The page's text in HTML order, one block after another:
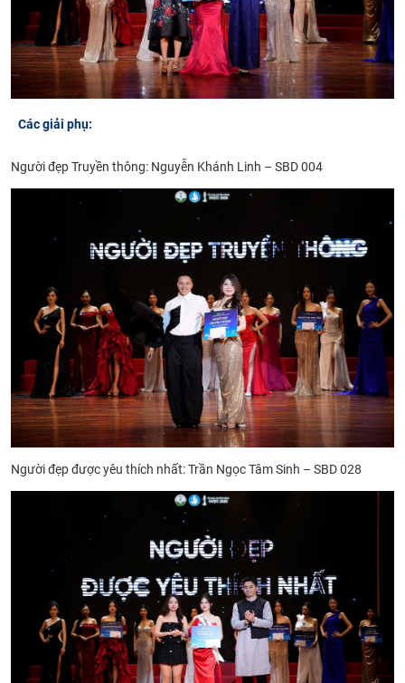
Các giải phụ:
Người đẹp Truyền thông: Nguyễn Khánh Linh – SBD 004
Người đẹp được yêu thích nhất: Trần Ngọc Tâm Sinh – SBD 028